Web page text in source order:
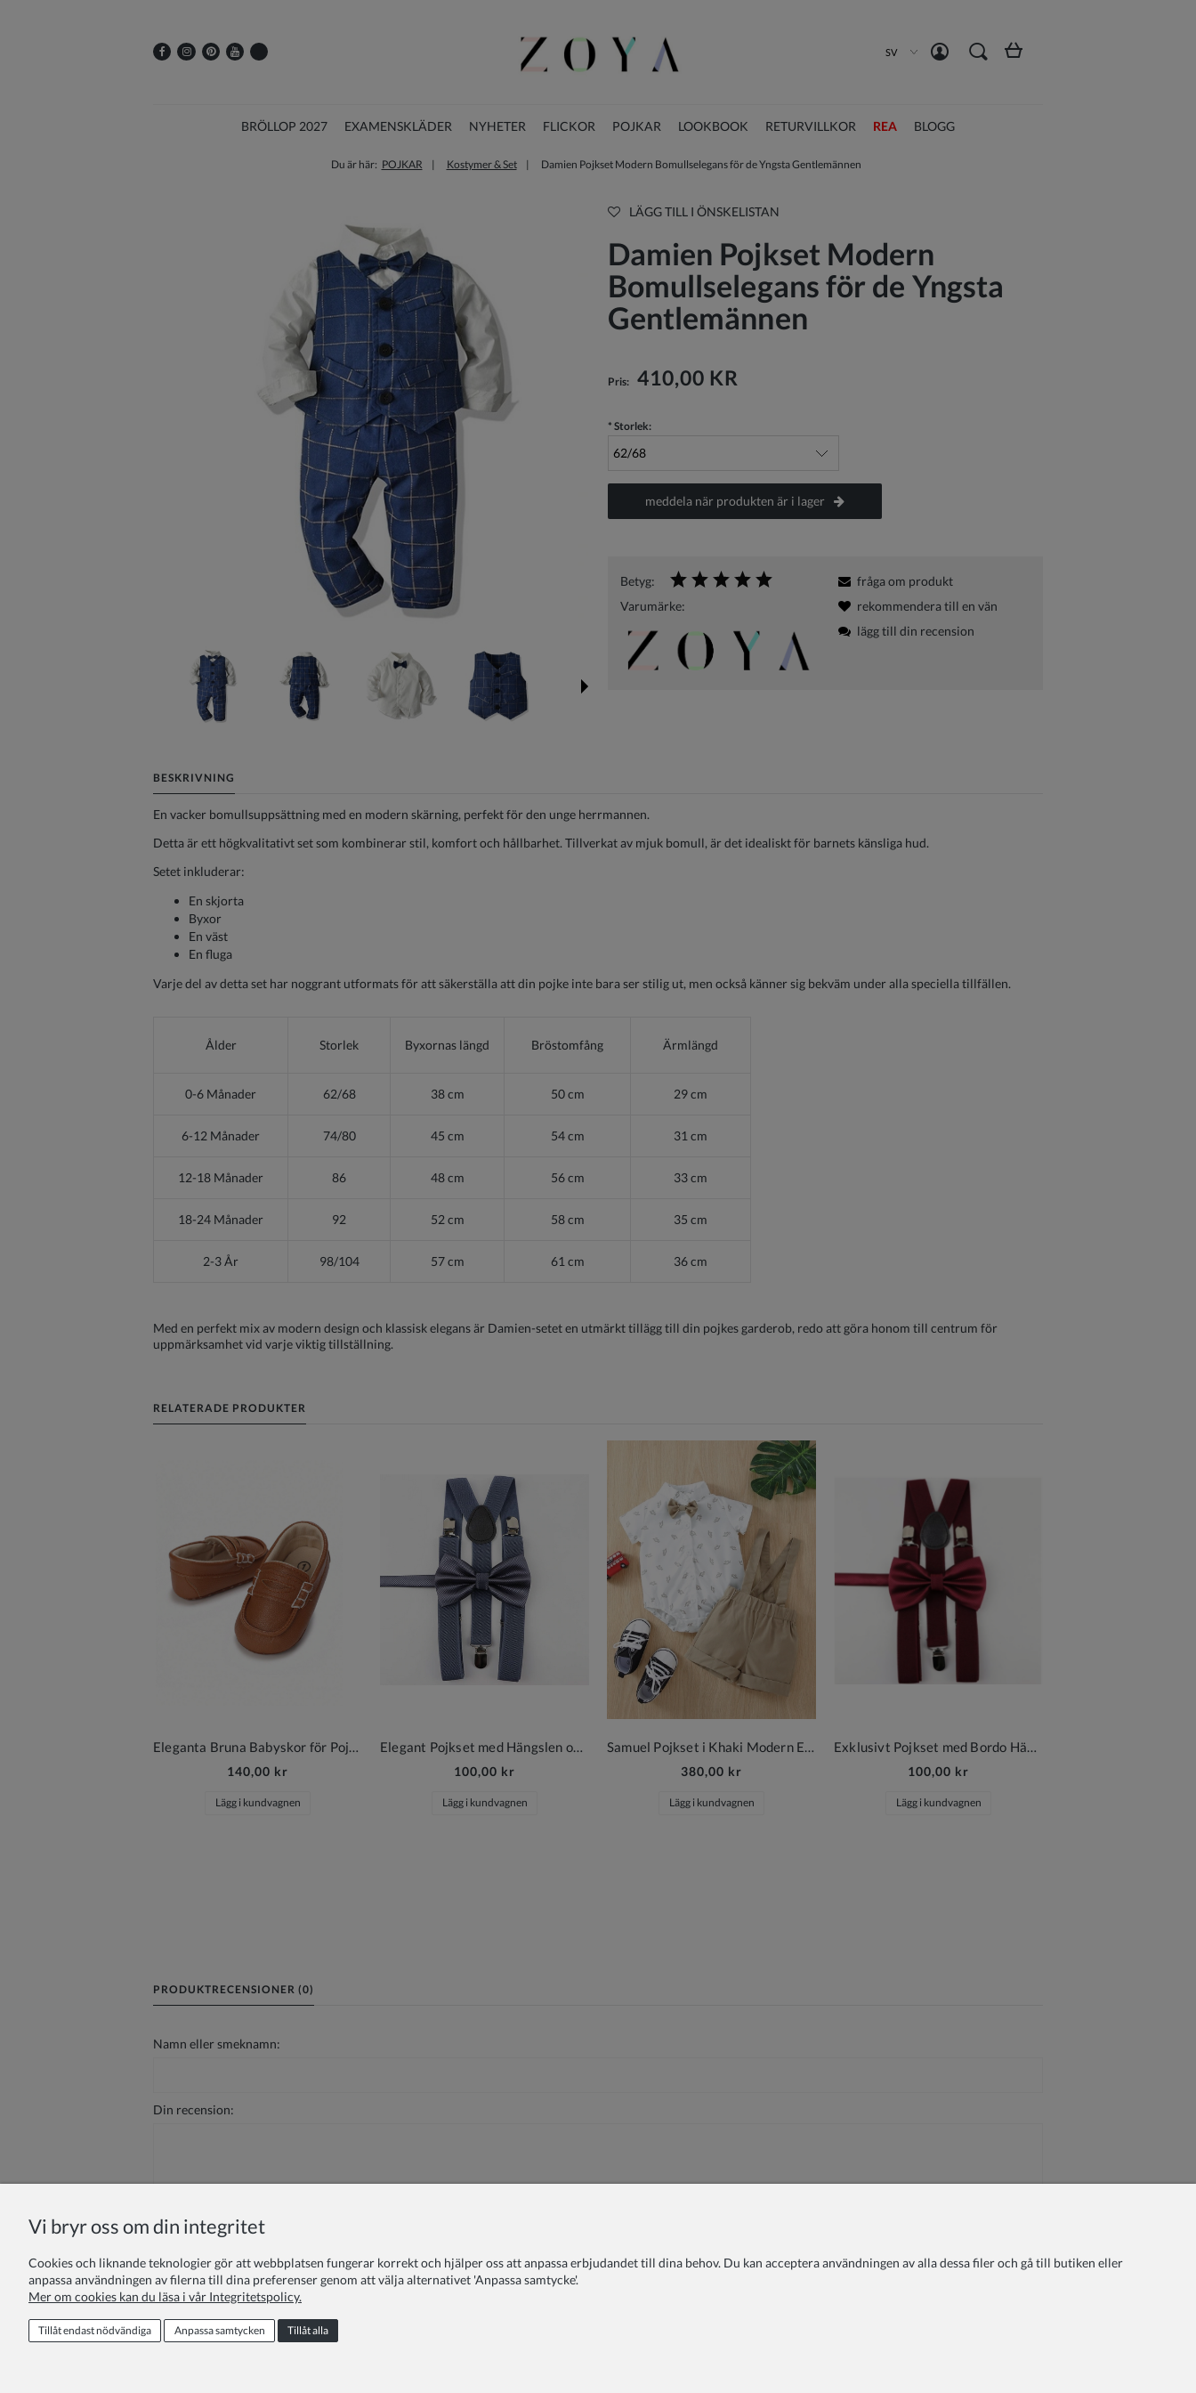
SV
BRÖLLOP 2027 EXAMENSKLÄDER NYHETER FLICKOR POJKAR LOOKBOOK RETURVILLKOR REA BLOGG
Du är här: POJKAR Kostymer & Set Damien Pojkset Modern Bomullselegans för de Yngsta Gentlemännen
LÄGG TILL I ÖNSKELISTAN
Damien Pojkset Modern
Bomullselegans för de Yngsta
Gentlemännen
Pris: 410,00 KR
* Storlek:
meddela när produkten är i lager
Betyg:
Varumärke:
fråga om produkt
rekommendera till en vän
lägg till din recension
BESKRIVNING
En vacker bomullsuppsättning med en modern skärning, perfekt för den unge herrmannen.
Detta är ett högkvalitativt set som kombinerar stil, komfort och hållbarhet. Tillverkat av mjuk bomull, är det idealiskt för barnets känsliga hud.
Setet inkluderar:
En skjorta
Byxor
En väst
En fluga
Varje del av detta set har noggrant utformats för att säkerställa att din pojke inte bara ser stilig ut, men också känner sig bekväm under alla speciella tillfällen.
Ålder Storlek Byxornas längd Bröstomfång Ärmlängd
0-6 Månader 62/68 38 cm 50cm 29cm
6-12 Månader 74/80 45 cm 54cm 31 cm
12-18 Månader 86 48cm 56cm 33cm
18-24 Månader 92 52 cm 58cm 35 cm
2-3 År 98/104 57cm 61 cm 36cm
Med en perfekt mix av modern design och klassisk elegans är Damien-setet en utmärkt tillägg till din pojkes garderob, redo att göra honom till centrum för
uppmärksamhet vid varje viktig tillställning.
RELATERADE PRODUKTER
140,00 kr
Lägg i kundvagnen
100,00 kr
Lägg i kundvagnen
380,00 kr
Lägg i kundvagnen
100,00 kr
Lägg i kundvagnen
PRODUKTRECENSIONER (0)
Namn eller smeknamn:
Din recension:
Skicka
Om oss Integritetspolicy
Vi bryr oss om din integritet
Cookies och liknande teknologier gör att webbplatsen fungerar korrekt och hjälper oss att anpassa erbjudandet till dina behov. Du kan acceptera användningen av alla dessa filer och gå till butiken eller
anpassa användningen av filerna till dina preferenser genom att välja alternativet 'Anpassa samtycke'.
Mer om cookies kan du läsa i vår Integritetspolicy.
Tillåt endast nödvändiga Anpassa samtycken Tillåt alla